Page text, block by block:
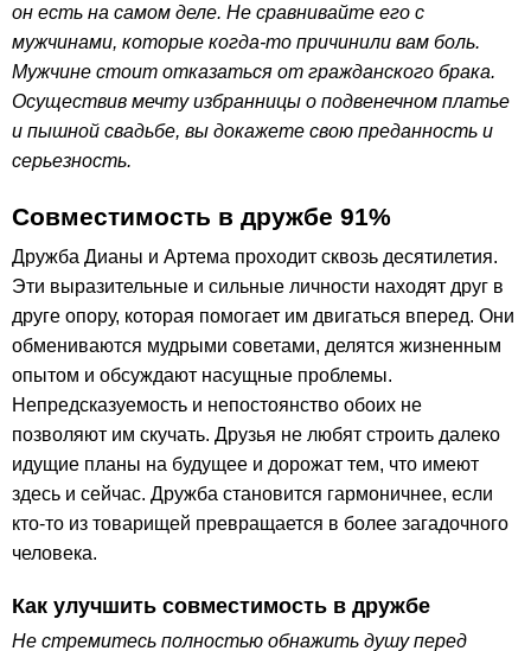
он есть на самом деле. Не сравнивайте его с
мужчинами, которые когда-то причинили вам боль.
Мужчине стоит отказаться от гражданского брака.
Осуществив мечту избранницы о подвенечном платье
и пышной свадьбе, вы докажете свою преданность и
серьезность.
Совместимость в дружбе 91%
Дружба Дианы и Артема проходит сквозь десятилетия.
Эти выразительные и сильные личности находят друг в
друге опору, которая помогает им двигаться вперед. Они
обмениваются мудрыми советами, делятся жизненным
опытом и обсуждают насущные проблемы.
Непредсказуемость и непостоянство обоих не
позволяют им скучать. Друзья не любят строить далеко
идущие планы на будущее и дорожат тем, что имеют
здесь и сейчас. Дружба становится гармоничнее, если
кто-то из товарищей превращается в более загадочного
человека.
Как улучшить совместимость в дружбе
Не стремитесь полностью обнажить душу перед